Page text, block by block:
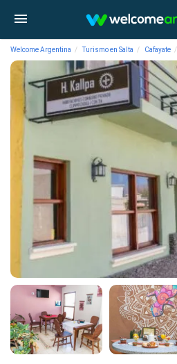
Welcome Argentina Turismo en Salta Cafayate